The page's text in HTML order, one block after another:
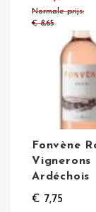
Normale prijs
€ 8,65
Fonvène
Vignerons
Ardéchois
€ 7,75